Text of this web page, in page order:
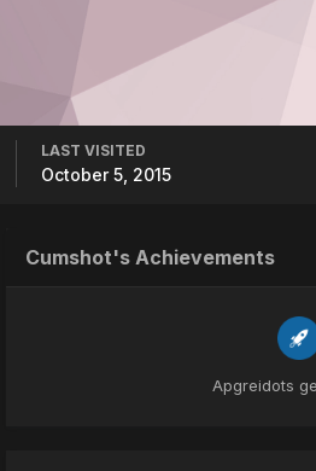
LAST VISITED
October 5, 2015
Cumshot's Achievements
Apgreidots